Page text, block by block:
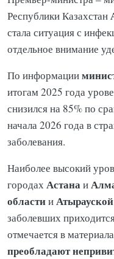
Республики Казахстан
стала ситуация с
отдельное внимание
По информации
итогам 2025 года
снизился на 85% по
начала 2026 года в
заболевания.
Наиболее высокий
городахАстанаи
областии
заболевших
отмечается в
преобладают